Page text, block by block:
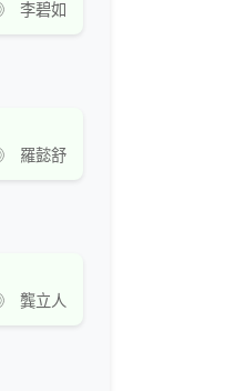
碧如
懿舒
立人